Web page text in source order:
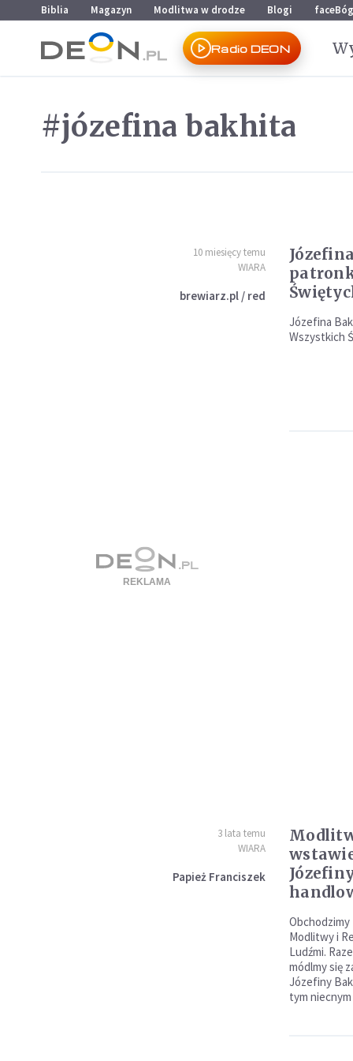
Przejdź do menu głównego
Przejdź do treści
Biblia Magazyn Modlitwa w drodze Blogi faceBóg
Radio DEON
#józefina bakhita
10 miesięcy temu
WIARA
brewiarz.pl / red
Józefina
Wszystkich
3 lata temu
WIARA
Papież Franciszek
Obchodzimy
Modlitwy i
Ludźmi.
módlmy się
Józefiny
tym